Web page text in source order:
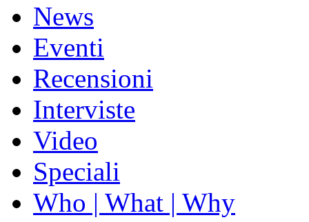
News
Eventi
Recensioni
Interviste
Video
Speciali
Who | What | Why